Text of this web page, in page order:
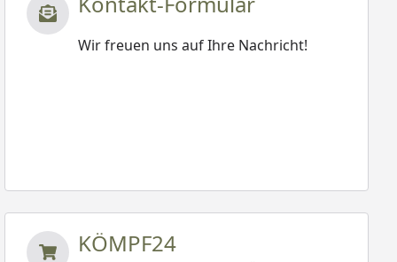
Wir freuen uns auf Ihre Nachricht!
KÖMPF24